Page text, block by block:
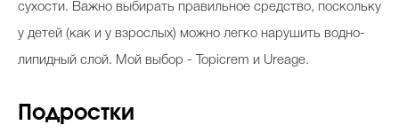
Beauty- битвы
сухости. Важно выбирать правильное средство, поскольку
у детей (как и у взрослых) можно легко нарушить водно-
липидный слой. Мой выбор - Topicrem и Ureage.
Подростки